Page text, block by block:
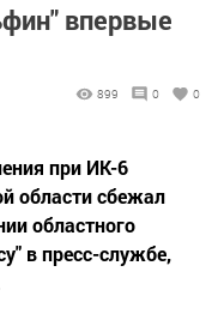
впервые
899 0 0
при ИК-6
области сбежал
областного
в пресс-службе,